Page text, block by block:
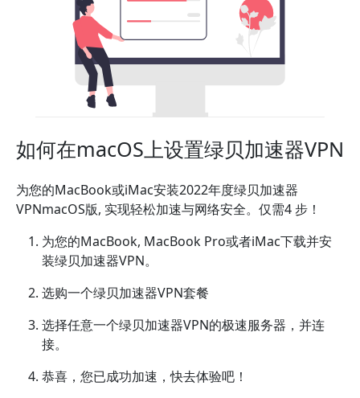
如何在macOS上设置绿贝加速器VPN
为您的MacBook或iMac安装2022年度绿贝加速器
VPNmacOS版, 实现轻松加速与网络安全。仅需4 步！
为您的MacBook, MacBook Pro或者iMac下载并安
装绿贝加速器VPN。
选购一个绿贝加速器VPN套餐
选择任意一个绿贝加速器VPN的极速服务器，并连
接。
恭喜，您已成功加速，快去体验吧！